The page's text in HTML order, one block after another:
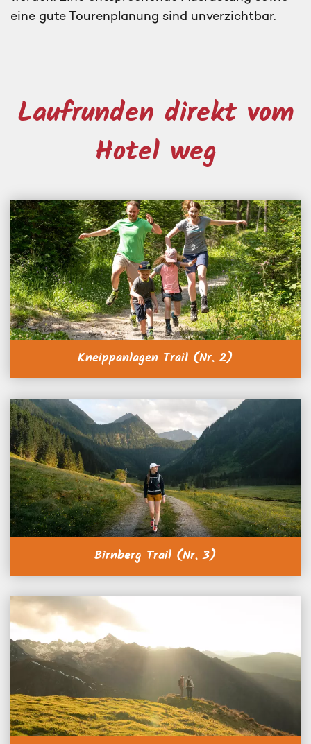
eine gute Tourenplanung sind unverzichtbar.
Laufrunden direkt vom
Hotel weg
Kneippanlagen Trail (Nr. 2)
Birnberg Trail (Nr. 3)